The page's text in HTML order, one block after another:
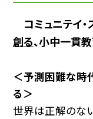
コミュニテイ
創る、小中一貫
＜予測困難な時
る＞
世界は正解のな